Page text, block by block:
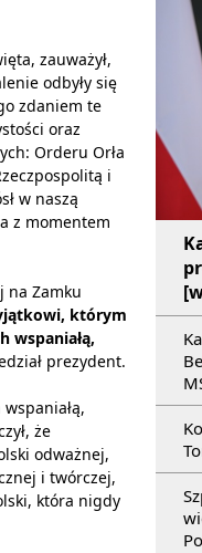
zauważył,
odbyły się
zdaniem te
oraz
Orderu Orła
i
w naszą
z momentem
na Zamku
którym
wspaniałą,
prezydent.
że
odważnej,
i twórczej,
która nigdy